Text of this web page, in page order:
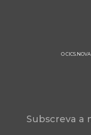
O
Subscreva a